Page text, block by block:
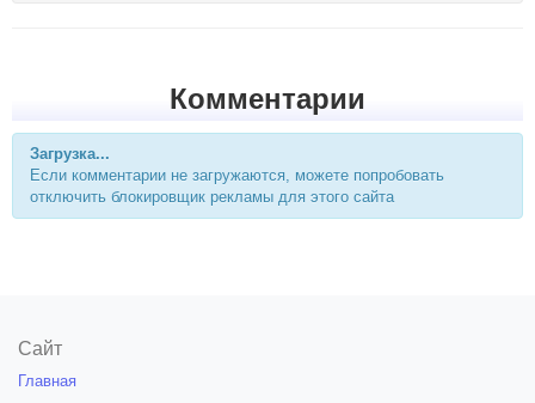
Комментарии
Загрузка...
Если комментарии не загружаются, можете попробовать
отключить блокировщик рекламы для этого сайта
Сайт
Главная